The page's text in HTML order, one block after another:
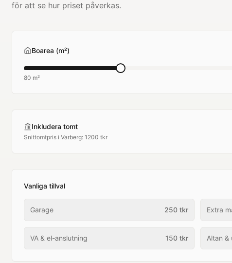
för att se hur priset påverkas.
Boarea (m²)
80 m²
Inkludera tomt
Snittomtpris i Varberg: 1200 tkr
Vanliga tillval
Garage 250 tkr Extra
VA & el-anslutning 150 tkr Altan